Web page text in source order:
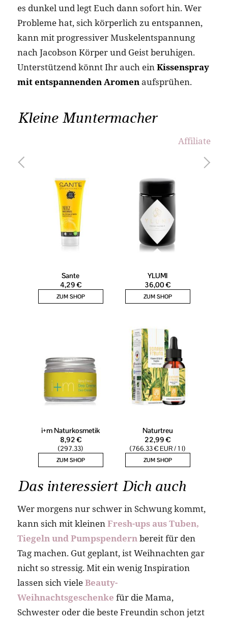
es dunkel und legt Euch dann sofort hin. Wer
Probleme hat, sich körperlich zu entspannen,
kann mit progressiver Muskelentspannung
nach Jacobson Körper und Geist beruhigen.
Unterstützend könnt Ihr auch einKissenspray
mit entspannenden Aromenaufsprühen.
Kleine Muntermacher
Affiliate
Das interessiert Dich auch
Wer morgens nur schwer in Schwung kommt,
kann sich mit kleinenFresh-ups aus Tuben,
Tiegeln und Pumpspendernbereit für den
Tag machen. Gut geplant, ist Weihnachten gar
nicht so stressig. Mit ein wenig Inspiration
lassen sich vieleBeauty-
Weihnachtsgeschenke für die Mama,
Schwester oder die beste Freundin schon jetzt